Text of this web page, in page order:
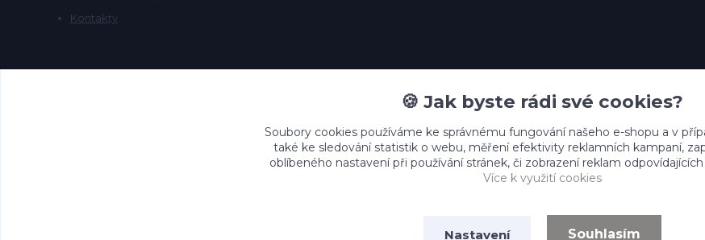
Kontakty
🍪 Jak byste rádi své cookies?
Soubory cookies používáme ke správnému fungování našeho e-shopu a v
také ke sledování statistik o webu, měření efektivity reklamních kampaní,
oblíbeného nastavení při používání stránek, či zobrazení reklam
Více k využití cookies
Nastavení Souhlasím